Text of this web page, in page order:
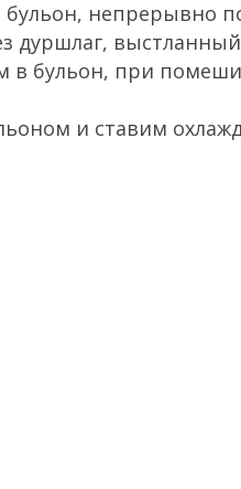
непрерывно
дуршлаг,
в бульон, при
и ставим